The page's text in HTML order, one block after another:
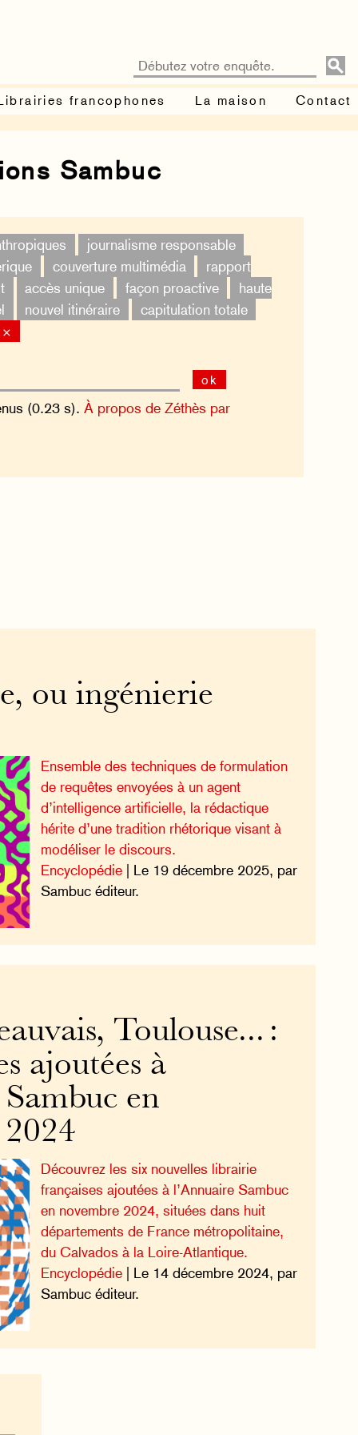
francophones La maison Contact
Sambuc
journalisme responsable
couverture multimédia
rapport
accès unique façon proactive
haute
nouvel itinéraire
capitulation totale
×
ok
(0.23 s). À propos de Zéthès par
ou ingénierie
Ensemble des techniques de formulation
de requêtes envoyées à un agent
d’intelligence artificielle, la rédactique
hérite d’une tradition rhétorique visant à
modéliser le discours.
Encyclopédie| Le 19 décembre 2025, par
Sambuc éditeur.
Toulouse... :
ajoutées à
en
Découvrez les six nouvelles librairie
françaises ajoutées à l’Annuaire Sambuc
en novembre 2024, situées dans huit
départements de France métropolitaine,
du Calvados à la Loire-Atlantique.
Encyclopédie| Le 14 décembre 2024, par
Sambuc éditeur.